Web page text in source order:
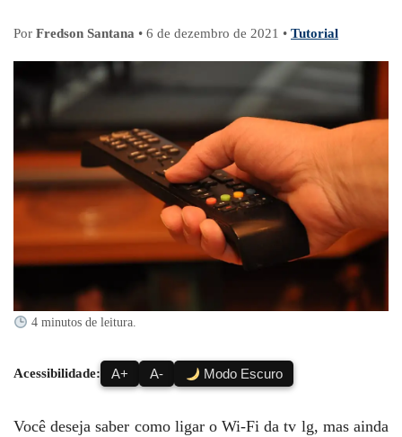
Por Fredson Santana • 6 de dezembro de 2021 • Tutorial
4 minutos de leitura.
Acessibilidade: A+ A- Modo Escuro
Você deseja saber como ligar o Wi-Fi da tv lg, mas ainda